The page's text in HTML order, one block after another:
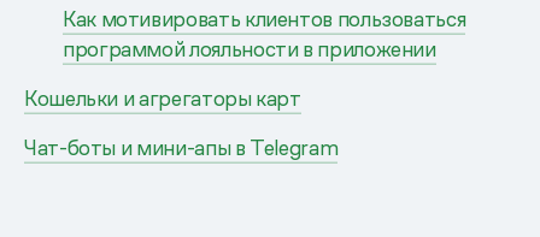
Как мотивировать клиентов пользоваться
программой лояльности в приложении
Кошельки и агрегаторы карт
Чат-боты и мини-апы в Telegram